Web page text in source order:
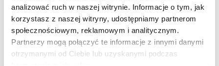
analizować ruch w naszej witrynie. Informacje o tym, jak
korzystasz z naszej witryny, udostępniamy partnerom
społecznościowym, reklamowym i analitycznym.
Partnerzy mogą połączyć te informacje z innymi danymi
otrzymanymi od Ciebie lub uzyskanymi podczas